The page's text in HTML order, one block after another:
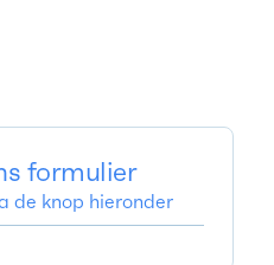
formulier
de knop hieronder